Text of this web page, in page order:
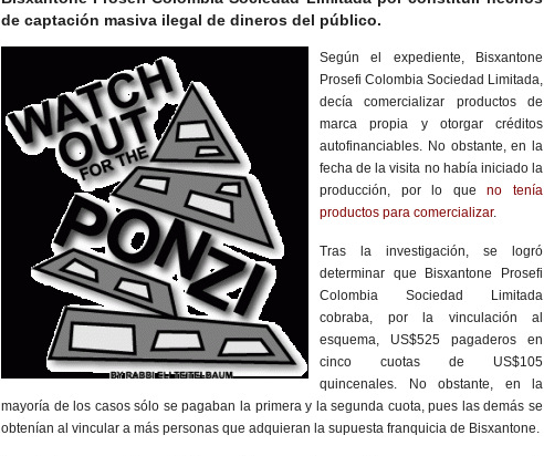
de captación masiva ilegal de dineros del público.
Según el expediente, Bisxantone
Prosefi Colombia Sociedad Limitada,
decía comercializar productos de
marca propia y otorgar créditos
autofinanciables. No obstante, en la
fecha de la visita no había iniciado la
producción, por lo queno tenía
productos para comercializar.
Tras la investigación, se logró
determinar que Bisxantone Prosefi
Colombia Sociedad Limitada
cobraba, por la vinculación al
esquema, US$525 pagaderos en
cinco cuotas de US$105
quincenales. No obstante, en la
mayoría de los casos sólo se pagaban la primera y la segunda cuota, pues las demás se
obtenían al vincular a más personas que adquieran la supuesta franquicia de Bisxantone.